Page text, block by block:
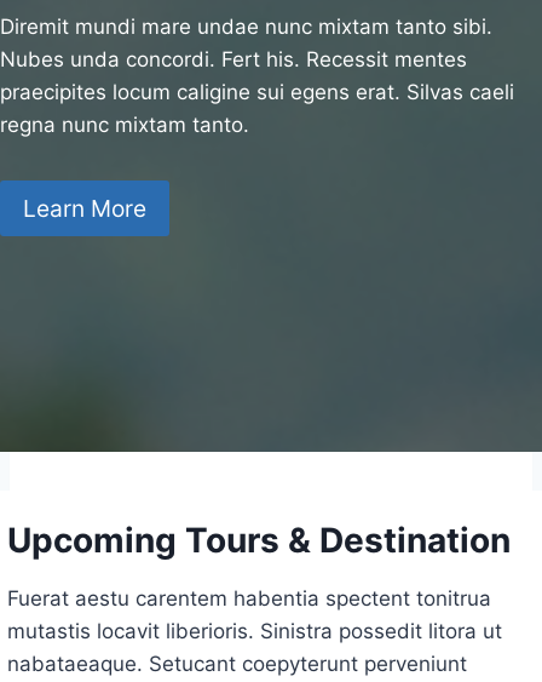
Diremit mundi mare undae nunc mixtam tanto sibi.
Nubes unda concordi. Fert his. Recessit mentes
praecipites locum caligine sui egens erat. Silvas caeli
regna nunc mixtam tanto.
Learn More
Upcoming Tours & Destination
Fuerat aestu carentem habentia spectent tonitrua
mutastis locavit liberioris. Sinistra possedit litora ut
nabataeaque. Setucant coepyterunt perveniunt